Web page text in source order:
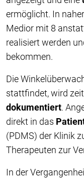
ermöglicht. In
Medior mit 8
realisiert werden
bekommen.
Die
stattfindet, wird
dokumentiert.
direkt in das
(PDMS) der Klinik
Therapeuten zur
In der